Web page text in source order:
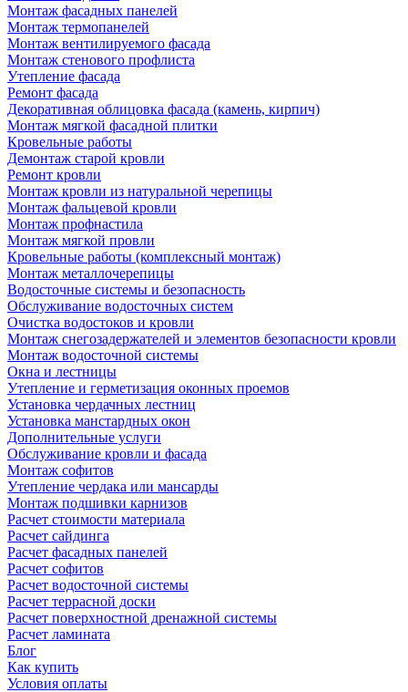
Монтаж фасадных панелей
Монтаж термопанелей
Монтаж вентилируемого фасада
Монтаж стенового профлиста
Утепление фасада
Ремонт фасада
Декоративная облицовка фасада (камень, кирпич)
Монтаж мягкой фасадной плитки
Кровельные работы
Демонтаж старой кровли
Ремонт кровли
Монтаж кровли из натуральной черепицы
Монтаж фальцевой кровли
Монтаж профнастила
Монтаж мягкой провли
Кровельные работы (комплексный монтаж)
Монтаж металлочерепицы
Водосточные системы и безопасность
Обслуживание водосточных систем
Очистка водостоков и кровли
Монтаж снегозадержателей и элементов безопасности кровли
Монтаж водосточной системы
Окна и лестницы
Утепление и герметизация оконных проемов
Установка чердачных лестниц
Установка манстардных окон
Дополнительные услуги
Обслуживание кровли и фасада
Монтаж софитов
Утепление чердака или мансарды
Монтаж подшивки карнизов
Расчет стоимости материала
Расчет сайдинга
Расчет фасадных панелей
Расчет софитов
Расчет водосточной системы
Расчет террасной доски
Расчет поверхностной дренажной системы
Расчет ламината
Блог
Как купить
Условия оплаты